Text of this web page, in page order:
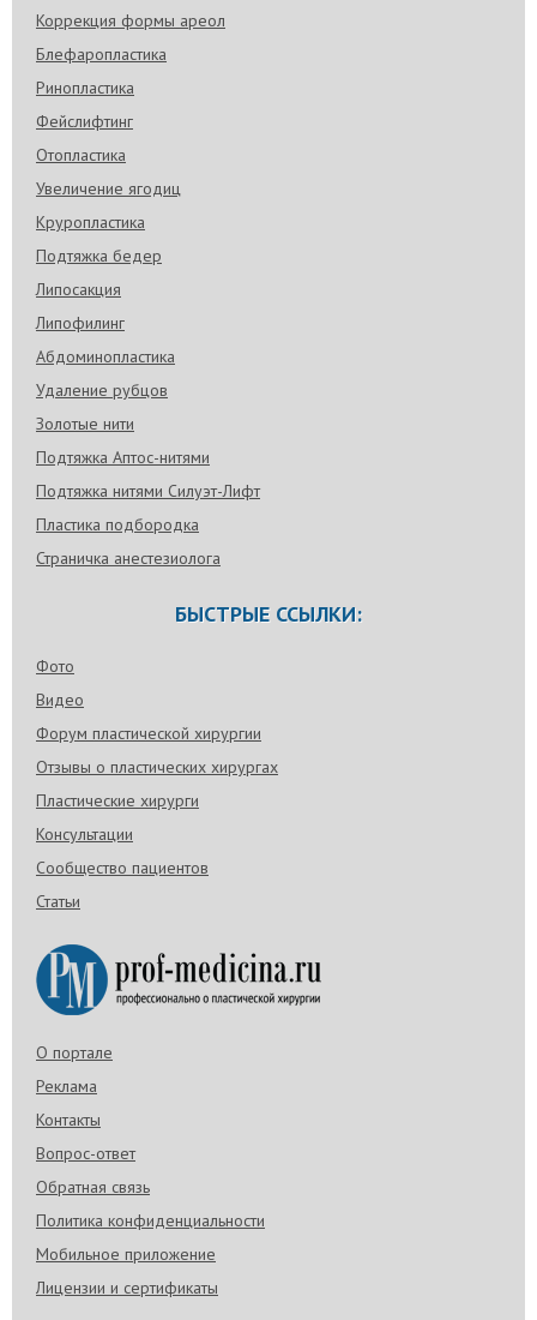
Коррекция формы ареол
Блефаропластика
Ринопластика
Фейслифтинг
Отопластика
Увеличение ягодиц
Круропластика
Подтяжка бедер
Липосакция
Липофилинг
Абдоминопластика
Удаление рубцов
Золотые нити
Подтяжка Аптос-нитями
Подтяжка нитями Силуэт-Лифт
Пластика подбородка
Страничка анестезиолога
БЫСТРЫЕ ССЫЛКИ:
Фото
Видео
Форум пластической хирургии
Отзывы о пластических хирургах
Пластические хирурги
Консультации
Сообщество пациентов
Статьи
О портале
Реклама
Контакты
Вопрос-ответ
Обратная связь
Политика конфиденциальности
Мобильное приложение
Лицензии и сертификаты